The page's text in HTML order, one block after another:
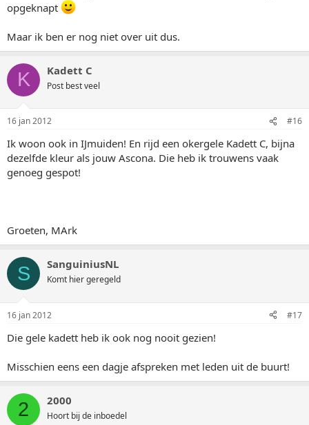
opgeknapt
Maar ik ben er nog niet over uit dus.
K Kadett C
Post best veel
16 jan 2012 #16
Ik woon ook in IJmuiden! En rijd een okergele Kadett C, bijna
dezelfde kleur als jouw Ascona. Die heb ik trouwens vaak
genoeg gespot!
Groeten, MArk
S SanguiniusNL
Komt hier geregeld
16 jan 2012 #17
Die gele kadett heb ik ook nog nooit gezien!
Misschien eens een dagje afspreken met leden uit de buurt!
2 2000
Hoort bij de inboedel